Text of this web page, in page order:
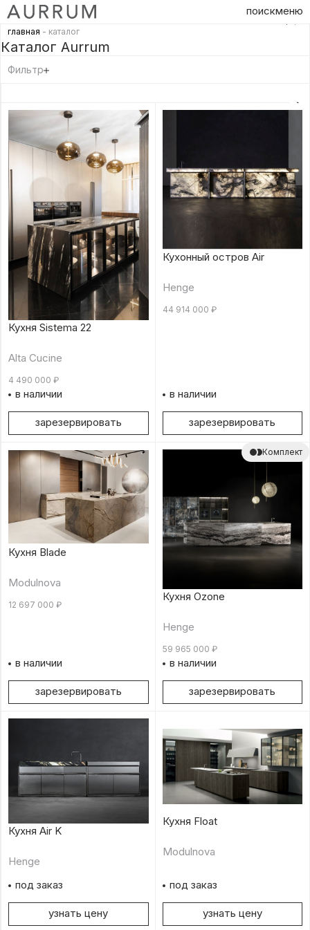
поискменю
главная - каталог
Каталог Aurrum
Фильтр
Кухня Sistema 22
Alta Cucine
4 490 000 ₽
в наличии
зарезервировать
Кухонный остров Air
Henge
44 914 000 ₽
в наличии
зарезервировать
Кухня Blade
Modulnova
12 697 000 ₽
в наличии
зарезервировать
Комплект
Кухня Ozone
Henge
59 965 000 ₽
в наличии
зарезервировать
Кухня Air K
Henge
под заказ
узнать цену
Кухня Float
Modulnova
под заказ
узнать цену